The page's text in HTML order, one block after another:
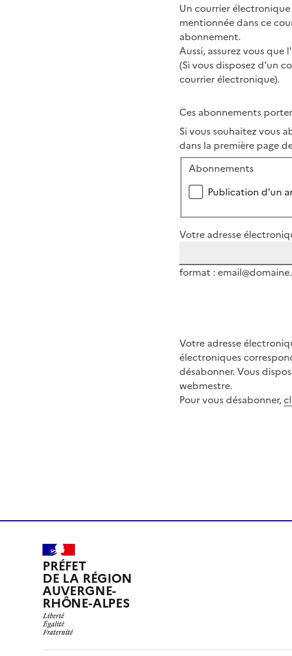
Un courrier
mentionnée dans ce
abonnement.
Aussi, assurez vous que
(Si vous disposez d'un
courrier électronique).
Ces abonnements
Si vous souhaitez vous
dans la première page
Abonnements
Publication d'un
Votre adresse
format :
Votre adresse
électroniques
désabonner. Vous
webmestre.
Pour vous désabonner,
PRÉFET
DE LA RÉGION
AUVERGNE-
RHÔNE-ALPES